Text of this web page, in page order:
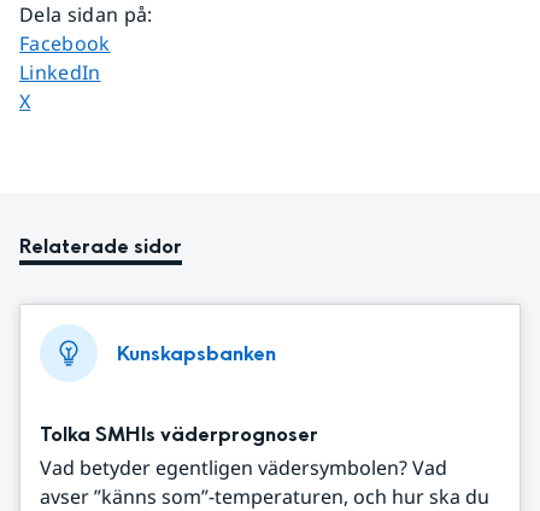
Dela sidan på:
Dela sidan på
Facebook
Dela sidan på
LinkedIn
Dela sidan på
X
Relaterade sidor
Kunskapsbanken
Tolka SMHIs väderprognoser
Vad betyder egentligen vädersymbolen? Vad
avser ”känns som”-temperaturen, och hur ska du